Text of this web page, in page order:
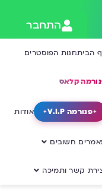
התחבר
הביתחנות הפוסטרים
קלאס
פנורמה V.I.P אודות
חשובים
קשר ותמיכה